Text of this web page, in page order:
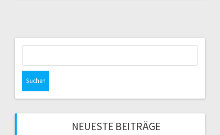
NEUESTE BEITRÄGE